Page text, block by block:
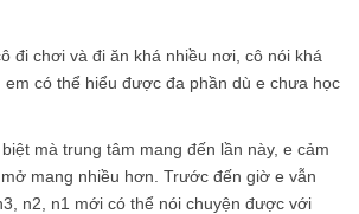
đi chơi và đi ăn khá nhiều nơi, cô nói khá
em có thể hiểu được đa phần dù e chưa học
mà trung tâm mang đến lần này, e cảm
mang nhiều hơn. Trước đến giờ e vẫn
n2, n1 mới có thể nói chuyện được với